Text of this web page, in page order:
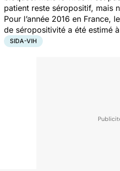
patient reste séropositif, mais
Pour l’année 2016 en France,
de séropositivité a été estimé
SIDA-VIH